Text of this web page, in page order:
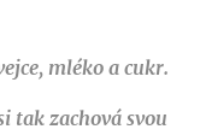
mléko a cukr.
tak zachová svou